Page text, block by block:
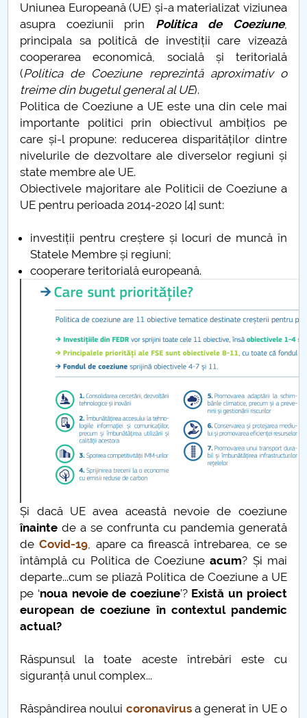
MENIU CANTINA
O NOUĂ REALITATE
Lectura
Studiu epidemiologic
Statistica si modelare
Teatrul izolării
Sfintele Paști 2020
Sedentarism
Criza economică
Derogarea României de la CEDO
Educația online
Când „a fost odată” devine „se-ntâmplă acum”
Transporturile
„Ciuma Antonină”
Ciuma lui Justinian
Epidemia de la Atena
Ciuma din vremea lui Caragea Vodă
Nevoia de coeziune a UE
Economia României în 2020
Uniunea Europeană (UE) și-a materializat viziunea
asupra coeziunii prin Politica de Coeziune,
principala sa politică de investiții care vizează
cooperarea economică, socială și teritorială
(Politica de Coeziune reprezintă aproximativ o
treime din bugetul general al UE).
Politica de Coeziune a UE este una din cele mai
importante politici prin obiectivul ambițios pe
care și-l propune: reducerea disparităților dintre
nivelurile de dezvoltare ale diverselor regiuni și
state membre ale UE.
Obiectivele majoritare ale Politicii de Coeziune a
UE pentru perioada 2014-2020 [4] sunt:
investiții pentru creștere și locuri de muncă în
Statele Membre și regiuni;
cooperare teritorială europeană.
Și dacă UE avea această nevoie de coeziune
înainte de a se confrunta cu pandemia generată
deCovid-19, apare ca firească întrebarea, ce se
întâmplă cu Politica de Coeziuneacum? Și mai
departe...cum se pliază Politica de Coeziune a UE
pe ‘noua nevoie de coeziune’? Există un proiect
european de coeziune în contextul pandemic
actual?
Răspunsul la toate aceste întrebări este cu
siguranță unul complex...
Răspândirea noului coronavirus a generat în UE o